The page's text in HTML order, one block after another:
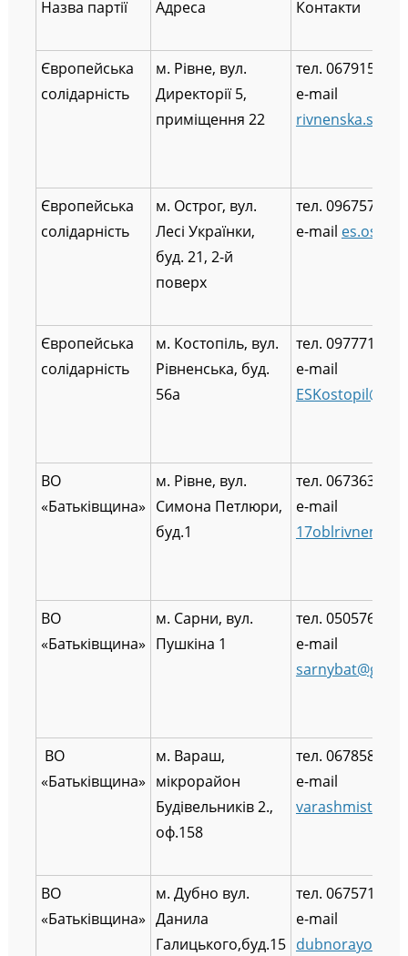
Назва партії Адреса Контакти
Європейська
солідарність
м. Рівне, вул.
Директорії 5,
приміщення 22
тел. 0679154558
e-mail
Європейська
солідарність
м. Острог, вул.
Лесі Українки,
буд. 21, 2-й
поверх
тел. 0967571166
e-mail
Європейська
солідарність
м. Костопіль, вул.
Рівненська, буд.
56а
тел. 0977716204
e-mail
ВО
«Батьківщина»
м. Рівне, вул.
Симона Петлюри,
буд.1
тел. 0673637250
e-mail
ВО
«Батьківщина»
м. Сарни, вул.
Пушкіна 1
тел. 0505767937
e-mail
ВО
«Батьківщина»
м. Вараш,
мікрорайон
Будівельників 2.,
оф.158
тел. 0678584286
e-mail
ВО
«Батьківщина»
м. Дубно вул.
Данила
Галицького,буд.15
тел. 0675714194
e-mail